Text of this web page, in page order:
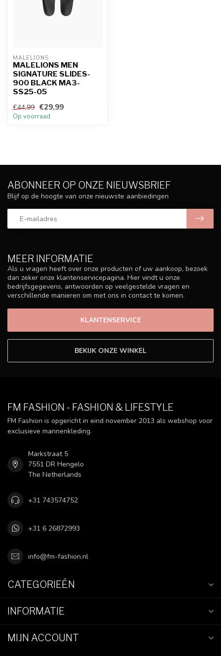
MALELIONS
MALELIONS MEN
SIGNATURE SLIDES-
900 BLACK MA3-
SS25-05
€44,99 €29,99
Op voorraad
MEER INFORMATIE
Als u vragen heeft over onze producten of uw aankoop, bezoek
dan zeker onze klantenservicepagina. Hier vindt u onze
bedrijfsgegevens, antwoorden op veelgestelde vragen en
verschillende manieren om met ons in contact te komen.
KLANTENSERVICE
BEKIJK ONZE WINKEL
ABONNEER OP ONZE NIEUWSBRIEF
Blijf op de hoogte van onze nieuwste aanbiedingen
FM FASHION - FASHION & LIFESTYLE
FM Fashion is opgericht in eind november 2013 als webshop voor
exclusieve mannenkleding.
Markstraat 5
7551 DR Hengelo
The Netherlands
+31 743574752
+31 6 26872993
info@fm-fashion.nl
CATEGORIEËN
INFORMATIE
MIJN ACCOUNT